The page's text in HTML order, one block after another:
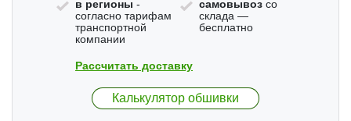
в регионы -
согласно тарифам
транспортной
компании
самовывозсо
склада —
бесплатно
Рассчитать доставку
Калькулятор обшивки